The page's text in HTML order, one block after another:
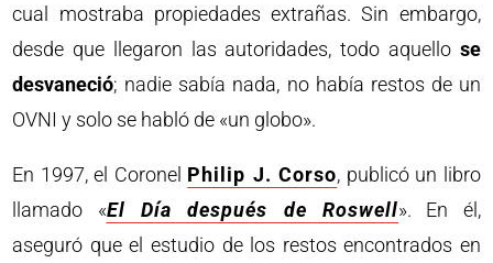
cual mostraba propiedades extrañas. Sin embargo,
desde que llegaron las autoridades, todo aquello se
desvaneció; nadie sabía nada, no había restos de un
OVNI y solo se habló de «un globo».
En 1997, el Coronel Philip J. Corso, publicó un libro
llamado «El Día después de Roswell». En él,
aseguró que el estudio de los restos encontrados en